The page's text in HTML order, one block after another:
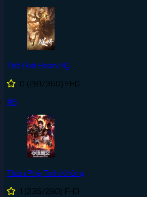
Thế Giới Hoàn Mỹ
0 (281/360) FHD
#6
Thôn Phệ Tinh Không
1 (235/280) FHD